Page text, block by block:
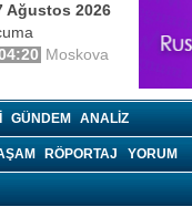
Ağustos 2026
Moskova
GÜNDEM ANALIZ
RÖPORTAJ YORUM